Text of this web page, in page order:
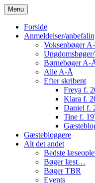
Skip
to
content
Menu
Forside
Anmeldelser/
Voksenbøger
Børnebøger A-
Alle A-Å
Efter skribent
Freya f.
Klara f.
Daniel f.
Tine f.
Gæstebloggere
Alt det andet
Bedste
Bøger læst…
Bøger TBR
Events